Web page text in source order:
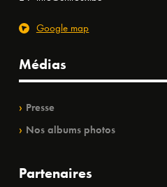
Google map
Médias
Presse
Nos albums photos
Partenaires